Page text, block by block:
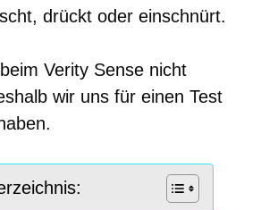
drückt oder einschnürt.
Verity Sense nicht
wir uns für einen Test